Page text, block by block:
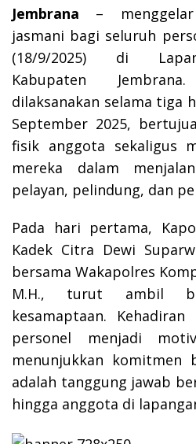
Jembrana –
jasmani bagi seluruh
(18/9/2025) di
Kabupaten
dilaksanakan selama tiga
September 2025,
fisik anggota sekaligus
mereka dalam
pelayan, pelindung, dan
Pada hari pertama,
Kadek Citra Dewi
bersama Wakapolres
M.H., turut ambil
kesamaptaan.
personel menjadi
menunjukkan komitmen
adalah tanggung jawab
hingga anggota di